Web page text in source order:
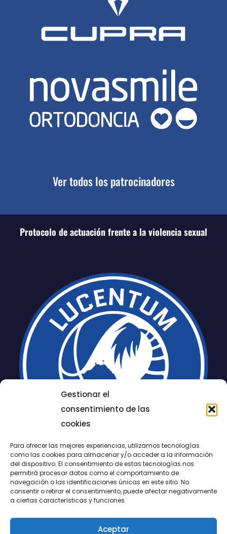
Gestionar el
consentimiento de las
cookies
Para ofrecer las mejores experiencias, utilizamos tecnologías
como las cookies para almacenar y/o acceder a la información
del dispositivo. El consentimiento de estas tecnologías nos
permitirá procesar datos como el comportamiento de
navegación o las identificaciones únicas en este sitio. No
consentir o retirar el consentimiento, puede afectar negativamente
a ciertas características y funciones.
Aceptar
Ver todos los patrocinadores
Protocolo de actuación frente a la violencia sexual
LUCENTUM
ALICANTE